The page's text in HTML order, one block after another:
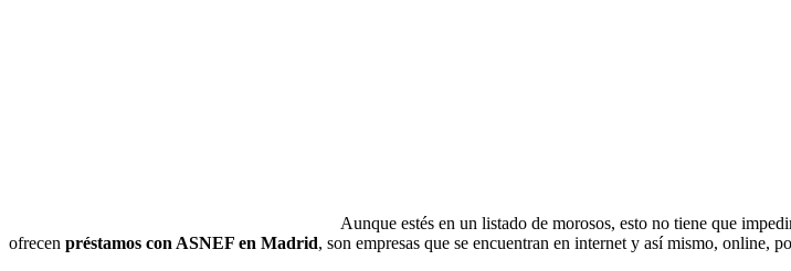
Aunque estés en un listado de morosos, esto no tiene que
ofrecen préstamos con ASNEF en Madrid, son empresas que se encuentran en internet y así mismo, online,